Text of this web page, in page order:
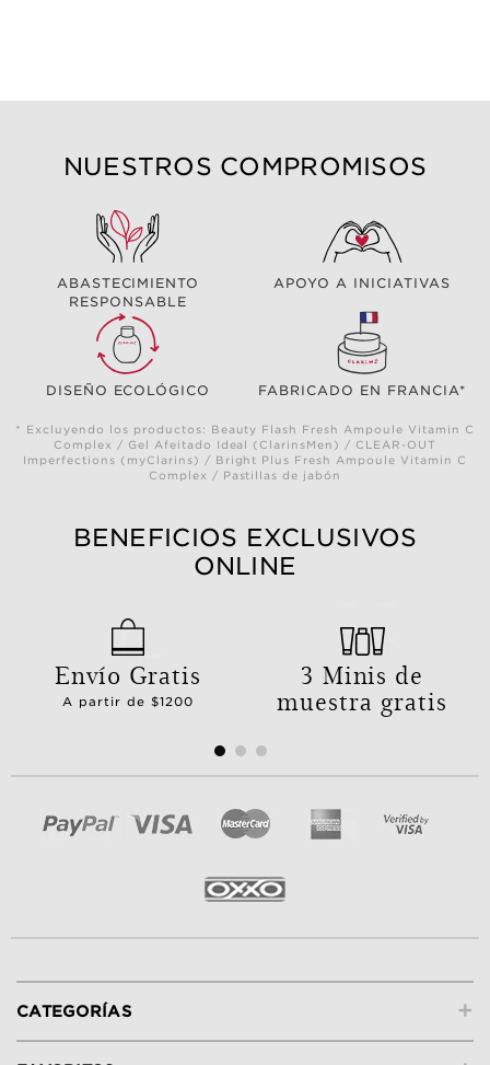
NUESTROS COMPROMISOS
ABASTECIMIENTO
RESPONSABLE
APOYO A INICIATIVAS
DISEÑO ECOLÓGICO FABRICADO EN FRANCIA*
* Excluyendo los productos: Beauty Flash Fresh Ampoule Vitamin C
Complex / Gel Afeitado Ideal (ClarinsMen) / CLEAR-OUT
Imperfections (myClarins) / Bright Plus Fresh Ampoule Vitamin C
Complex / Pastillas de jabón
BENEFICIOS EXCLUSIVOS
ONLINE
Envío Gratis
A partir de $1200
3 Minis de
muestra gratis
+
CATEGORÍAS